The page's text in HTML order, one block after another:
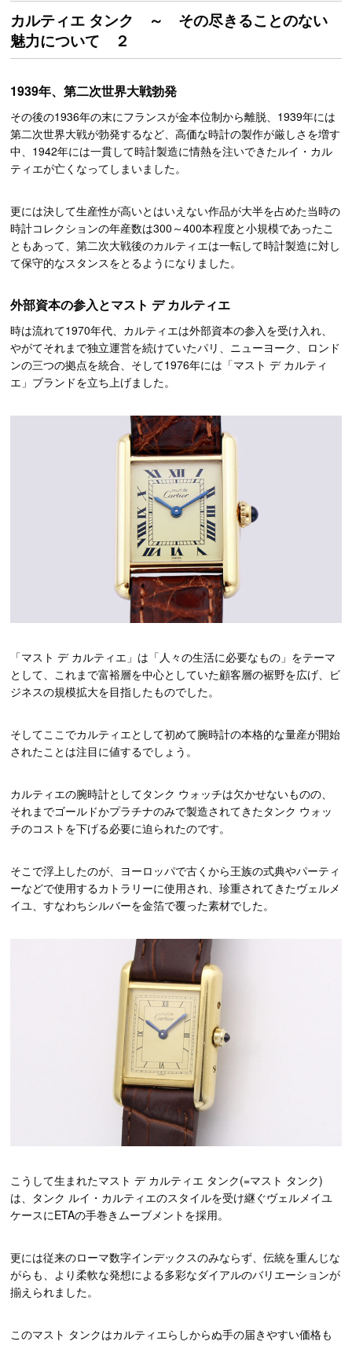
カルティエ タンク ～ その尽きることのない
魅力について ２
1939年、第二次世界大戦勃発
その後の1936年の末にフランスが金本位制から離脱、1939年には
第二次世界大戦が勃発するなど、高価な時計の製作が厳しさを増す
中、1942年には一貫して時計製造に情熱を注いできたルイ・カル
ティエが亡くなってしまいました。
更には決して生産性が高いとはいえない作品が大半を占めた当時の
時計コレクションの年産数は300～400本程度と小規模であったこ
ともあって、第二次大戦後のカルティエは一転して時計製造に対し
て保守的なスタンスをとるようになりました。
外部資本の参入とマスト デ カルティエ
時は流れて1970年代、カルティエは外部資本の参入を受け入れ、
やがてそれまで独立運営を続けていたパリ、ニューヨーク、ロンド
ンの三つの拠点を統合、そして1976年には「マスト デ カルティ
エ」ブランドを立ち上げました。
「マスト デ カルティエ」は「人々の生活に必要なもの」をテーマ
として、これまで富裕層を中心としていた顧客層の裾野を広げ、ビ
ジネスの規模拡大を目指したものでした。
そしてここでカルティエとして初めて腕時計の本格的な量産が開始
されたことは注目に値するでしょう。
カルティエの腕時計としてタンク ウォッチは欠かせないものの、
それまでゴールドかプラチナのみで製造されてきたタンク ウォッ
チのコストを下げる必要に迫られたのです。
そこで浮上したのが、ヨーロッパで古くから王族の式典やパーティ
ーなどで使用するカトラリーに使用され、珍重されてきたヴェルメ
イユ、すなわちシルバーを金箔で覆った素材でした。
こうして生まれたマスト デ カルティエ タンク(=マスト タンク)
は、タンク ルイ・カルティエのスタイルを受け継ぐヴェルメイユ
ケースにETAの手巻きムーブメントを採用。
更には従来のローマ数字インデックスのみならず、伝統を重んじな
がらも、より柔軟な発想による多彩なダイアルのバリエーションが
揃えられました。
このマスト タンクはカルティエらしからぬ手の届きやすい価格も